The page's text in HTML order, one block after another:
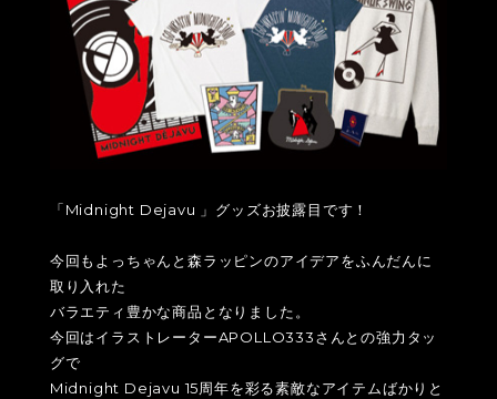
「Midnight Dejavu 」グッズお披露目です！
今回もよっちゃんと森ラッピンのアイデアをふんだんに
取り入れた
バラエティ豊かな商品となりました。
今回はイラストレーターAPOLLO333さんとの強力タッ
グで
Midnight Dejavu 15周年を彩る素敵なアイテムばかりと